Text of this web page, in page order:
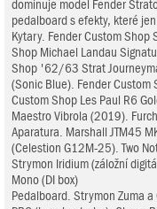
dominuje model Fender
pedalboard s efekty, které
Kytary. Fender Custom
Shop Michael Landau
Shop '62/63 Strat
(Sonic Blue). Fender
Custom Shop Les Paul R6
Maestro Vibrola (2019).
Aparatura. Marshall JTM45
(Celestion G12M-25). Two
Strymon Iridium (záložní
Mono (DI box)
Pedalboard. Strymon Zuma